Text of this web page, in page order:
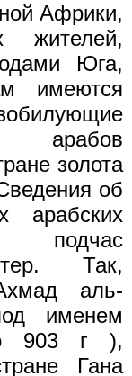
Африки,
жителей,
Юга,
имеются
арабов
золота
об
арабских
подчас
Так,
аль-
именем
903 г ),
Гана